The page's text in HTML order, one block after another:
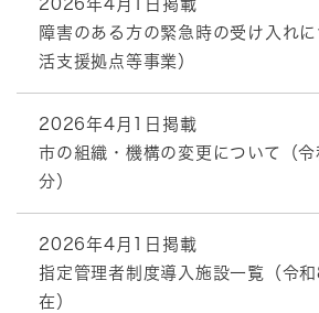
2026年4月1日掲載
障害のある方の緊急時の受け入れ
活支援拠点等事業）
2026年4月1日掲載
市の組織・機構の変更について（
分）
2026年4月1日掲載
指定管理者制度導入施設一覧（令
在）